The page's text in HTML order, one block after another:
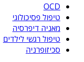
OCD
טיפול פסיכולוגי
מאניה דיפרסיה
טיפול רגשי לילדים
סכיזופרניה